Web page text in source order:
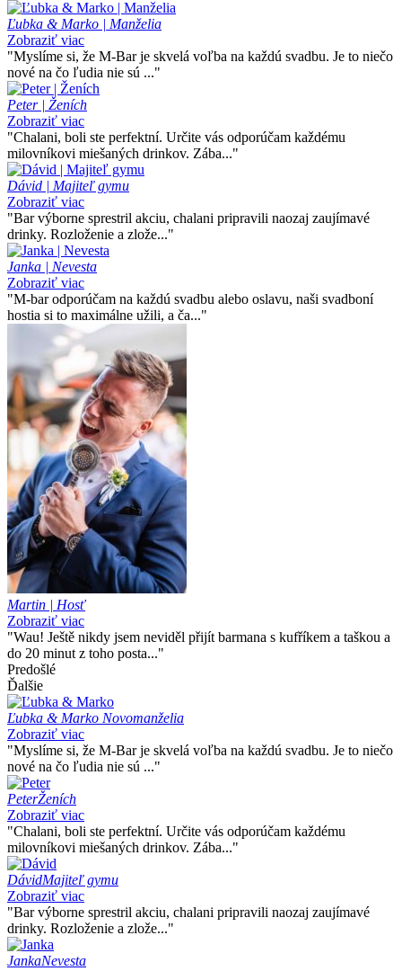
Ľubka & Marko | Manželia
Zobraziť viac
"Myslíme si, že M-Bar je skvelá voľba na každú svadbu. Je to niečo
nové na čo ľudia nie sú ..."
Peter | Ženích
Zobraziť viac
"Chalani, boli ste perfektní. Určite vás odporúčam každému
milovníkovi miešaných drinkov. Zába..."
Dávid | Majiteľ gymu
Zobraziť viac
"Bar výborne sprestril akciu, chalani pripravili naozaj zaujímavé
drinky. Rozloženie a zlože..."
Janka | Nevesta
Zobraziť viac
"M-bar odporúčam na každú svadbu alebo oslavu, naši svadboní
hostia si to maximálne užili, a ča..."
Martin | Hosť
Zobraziť viac
"Wau! Ještě nikdy jsem neviděl přijít barmana s kufříkem a taškou a
do 20 minut z toho posta..."
Predošlé
Ďalšie
Ľubka & Marko Novomanželia
Zobraziť viac
"Myslíme si, že M-Bar je skvelá voľba na každú svadbu. Je to niečo
nové na čo ľudia nie sú ..."
PeterŽeních
Zobraziť viac
"Chalani, boli ste perfektní. Určite vás odporúčam každému
milovníkovi miešaných drinkov. Zába..."
DávidMajiteľ gymu
Zobraziť viac
"Bar výborne sprestril akciu, chalani pripravili naozaj zaujímavé
drinky. Rozloženie a zlože..."
JankaNevesta